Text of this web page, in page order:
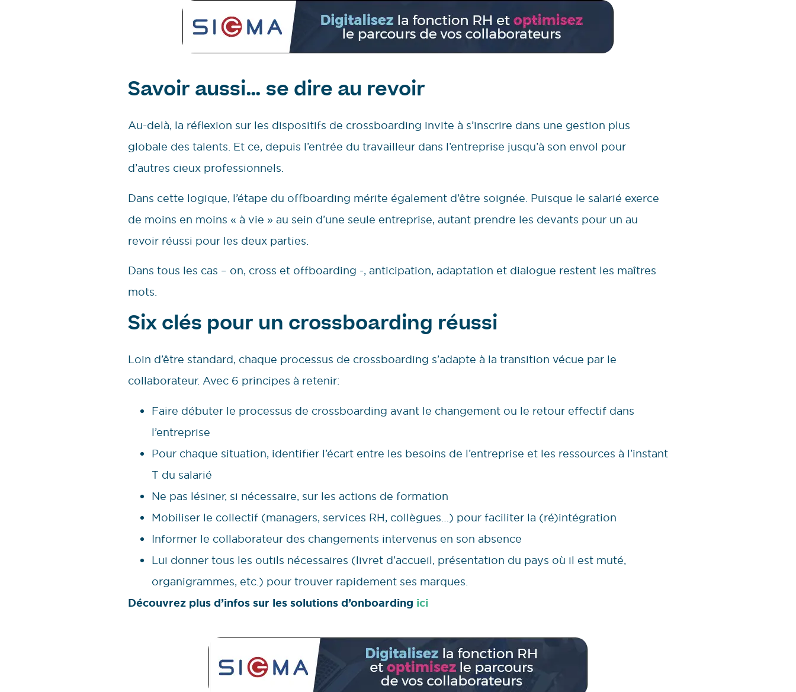
Savoir aussi… se dire au revoir
Au-delà, la réflexion sur les dispositifs de crossboarding invite à s’inscrire dans une gestion plus
globale des talents. Et ce, depuis l’entrée du travailleur dans l’entreprise jusqu’à son envol pour
d’autres cieux professionnels.
Dans cette logique, l’étape du offboarding mérite également d’être soignée. Puisque le salarié exerce
de moins en moins « à vie » au sein d’une seule entreprise, autant prendre les devants pour un au
revoir réussi pour les deux parties.
Dans tous les cas – on, cross et offboarding -, anticipation, adaptation et dialogue restent les maîtres
mots.
Six clés pour un crossboarding réussi
Loin d’être standard, chaque processus de crossboarding s’adapte à la transition vécue par le
collaborateur. Avec 6 principes à retenir:
Faire débuter le processus de crossboarding avant le changement ou le retour effectif dans
l’entreprise
Pour chaque situation, identifier l’écart entre les besoins de l’entreprise et les ressources à l’instant
T du salarié
Ne pas lésiner, si nécessaire, sur les actions de formation
Mobiliser le collectif (managers, services RH, collègues…) pour faciliter la (ré)intégration
Informer le collaborateur des changements intervenus en son absence
Lui donner tous les outils nécessaires (livret d’accueil, présentation du pays où il est muté,
organigrammes, etc.) pour trouver rapidement ses marques.
Découvrez plus d’infos sur les solutions d’onboarding ici